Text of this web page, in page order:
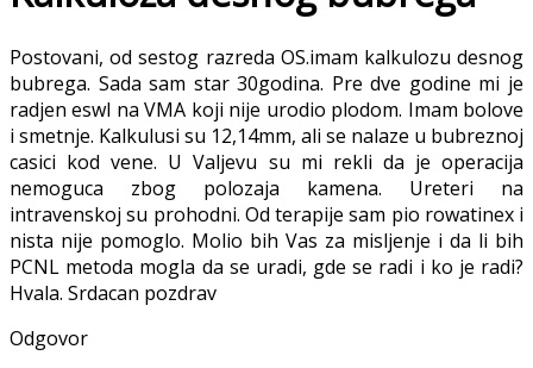
Postovani, od sestog razreda OS.imam kalkulozu desnog
bubrega. Sada sam star 30godina. Pre dve godine mi je
radjen eswl na VMA koji nije urodio plodom. Imam bolove
i smetnje. Kalkulusi su 12,14mm, ali se nalaze u bubreznoj
casici kod vene. U Valjevu su mi rekli da je operacija
nemoguca zbog polozaja kamena. Ureteri na
intravenskoj su prohodni. Od terapije sam pio rowatinex i
nista nije pomoglo. Molio bih Vas za misljenje i da li bih
PCNL metoda mogla da se uradi, gde se radi i ko je radi?
Hvala. Srdacan pozdrav
Odgovor